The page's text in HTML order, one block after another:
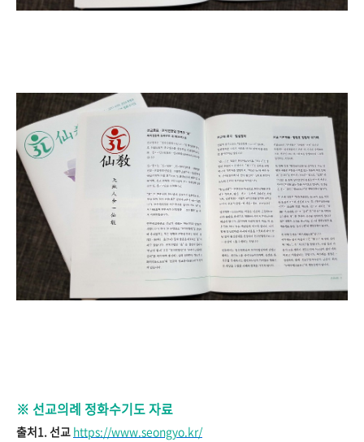
※ 선교의례 정화수기도자료
출처1. 선교 https://www.seongyo.kr/